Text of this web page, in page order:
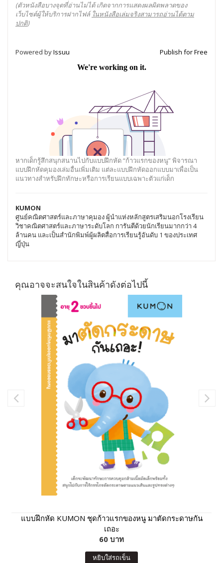
(ตัวหนังสือบางจุดที่อ่านไม่ได้ เกิดจากการแสดงผลผิดพลาดของ
เว็บไซต์ผู้ให้บริการฝากไฟล์ ในหนังสือเล่มจริงสามารถอ่านได้ตาม
ปกติ)
Powered byIssuu Publish for Free
หากเด็กรู้สึกสนุกสนานไปกับแบบฝึกหัด “ก้าวแรกของหนู” พิจารณา
แบบฝึกหัดคุมองเล่มอื่นเพิ่มเติม แต่ละแบบฝึกหัดออกแบบมาเพื่อเป็น
แนวทางสำหรับฝึกทักษะหรือการเรียนแบบเฉพาะตัวแก่เด็ก
KUMON
ศูนย์คณิตศาสตร์และภาษาคุมอง ผู้นำแห่งหลักสูตรเสริมนอกโรงเรียน
วิชาคณิตศาสตร์และภาษาระดับโลก การันตีด้วยนักเรียนมากกว่า 4
ล้านคน และเป็นสำนักพิมพ์ผู้ผลิตสื่อการเรียนรู้อันดับ 1 ของประเทศ
ญี่ปุ่น
คุณอาจจะสนใจในสินค้าดังต่อไปนี้
แบบฝึกหัด KUMON ชุดก้าวแรกของหนู มาตัดกระดาษกัน
เถอะ
60 บาท
หยิบใส่รถเข็น